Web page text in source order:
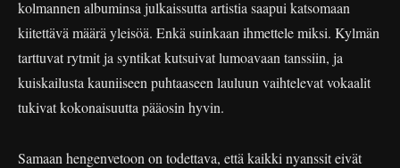
kolmannen albuminsa julkaissutta artistia saapui katsomaan
kiitettävä määrä yleisöä. Enkä suinkaan ihmettele miksi. Kylmän
tarttuvat rytmit ja syntikat kutsuivat lumoavaan tanssiin, ja
kuiskailusta kauniiseen puhtaaseen lauluun vaihtelevat vokaalit
tukivat kokonaisuutta pääosin hyvin.
Samaan hengenvetoon on todettava, että kaikki nyanssit eivät